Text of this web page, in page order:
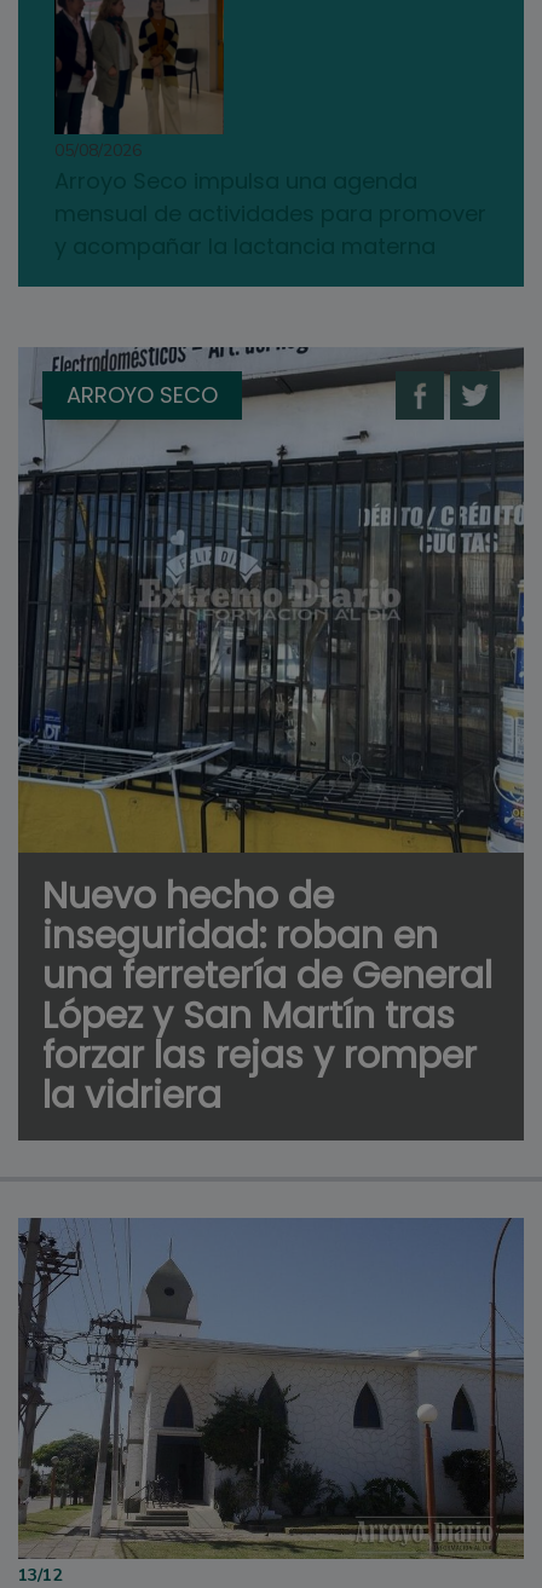
05/08/2026
ARROYO SECO
Nuevo hecho de
inseguridad: roban en
una ferretería de General
López y San Martín tras
forzar las rejas y romper
la vidriera
13/12